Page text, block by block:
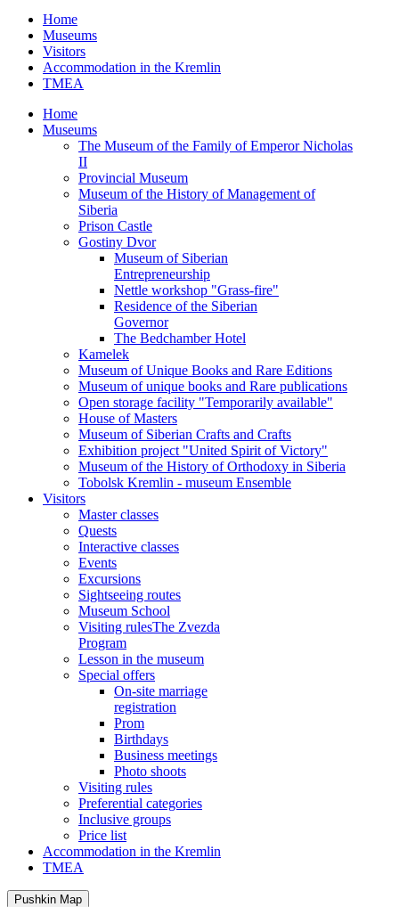
Home
Museums
Visitors
Accommodation in the Kremlin
TMEA
Home
Museums
The Museum of the Family of Emperor Nicholas
II
Provincial Museum
Museum of the History of Management of
Siberia
Prison Castle
Gostiny Dvor
Museum of Siberian
Entrepreneurship
Nettle workshop "Grass-fire"
Residence of the Siberian
Governor
The Bedchamber Hotel
Kamelek
Museum of Unique Books and Rare Editions
Museum of unique books and Rare publications
Open storage facility "Temporarily available"
House of Masters
Museum of Siberian Crafts and Crafts
Exhibition project "United Spirit of Victory"
Museum of the History of Orthodoxy in Siberia
Tobolsk Kremlin - museum Ensemble
Visitors
Master classes
Quests
Interactive classes
Events
Excursions
Sightseeing routes
Museum School
Visiting rulesThe Zvezda
Program
Lesson in the museum
Special offers
On-site marriage
registration
Prom
Birthdays
Business meetings
Photo shoots
Visiting rules
Preferential categories
Inclusive groups
Price list
Accommodation in the Kremlin
TMEA
Pushkin Map